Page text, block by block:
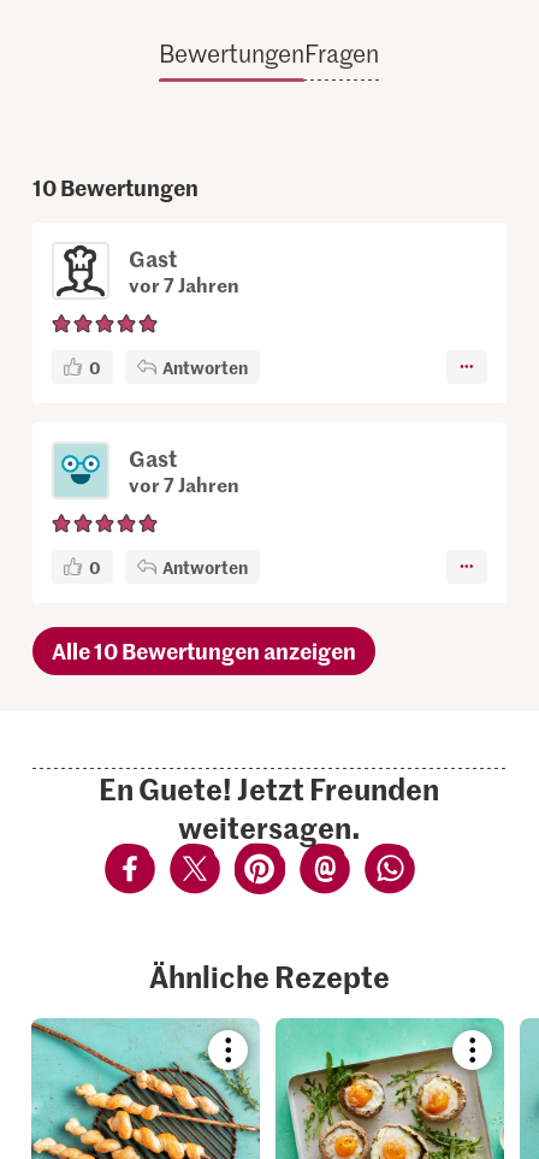
BewertungenFragen
10Bewertungen
Gast
vor 7 Jahren
0 Antworten
Gast
vor 7 Jahren
0 Antworten
Alle 10 Bewertungen anzeigen
En Guete! Jetzt Freunden
weitersagen.
Ähnliche Rezepte
Bookmark
recipe
or
add
it
to
recipe
or
add
it
to